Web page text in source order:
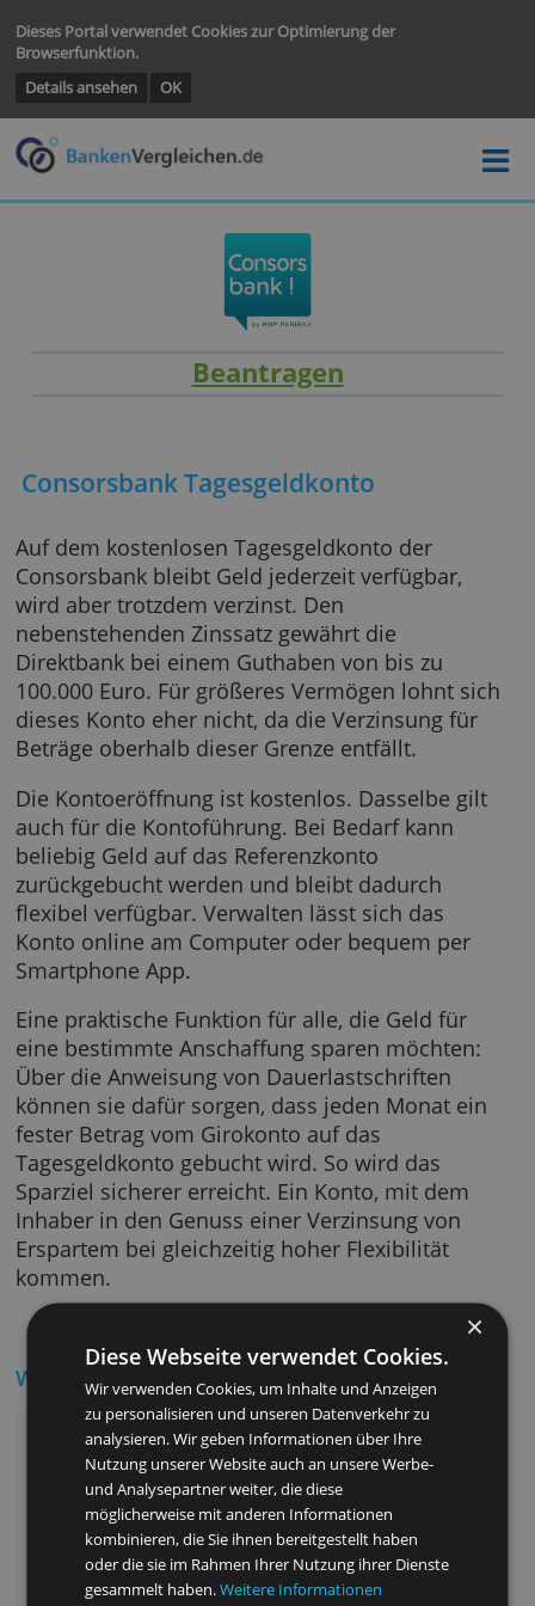
Dieses Portal verwendet Cookies zur Optimierung der
Browserfunktion.
Details ansehen OK
Consorsbank Tagesgeldkonto
Auf dem kostenlosen Tagesgeldkonto der
Consorsbank bleibt Geld jederzeit verfügbar,
wird aber trotzdem verzinst. Den
nebenstehenden Zinssatz gewährt die
Direktbank bei einem Guthaben von bis zu
100.000 Euro. Für größeres Vermögen lohnt
dieses Konto eher nicht, da die Verzinsung
Beträge oberhalb dieser Grenze entfällt.
Die Kontoeröffnung ist kostenlos. Dasselbe
auch für die Kontoführung. Bei Bedarf kann
beliebig Geld auf das Referenzkonto
zurückgebucht werden und bleibt dadurch
flexibel verfügbar. Verwalten lässt sich das
Konto online am Computer oder bequem per
Smartphone App.
Eine praktische Funktion für alle, die Geld für
eine bestimmte Anschaffung sparen
Über die Anweisung von Dauerlastschriften
können sie dafür sorgen, dass jeden Monat
fester Betrag vom Girokonto auf das
Tagesgeldkonto gebucht wird. So wird das
Sparziel sicherer erreicht. Ein Konto, mit dem
Inhaber in den Genuss einer Verzinsung von
Erspartem bei gleichzeitig hoher Flexibilität
kommen.
Wichtigste Vorteile
Diese Webseite verwendet Cookies.
Wir verwenden Cookies, um Inhalte und Anzeigen